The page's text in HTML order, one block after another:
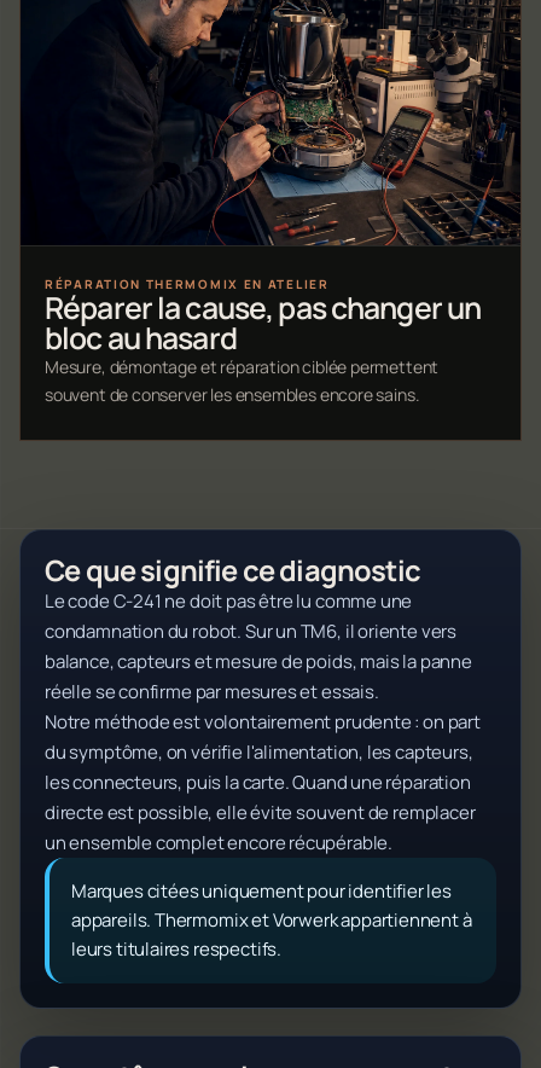
RÉPARATION THERMOMIX EN ATELIER
Réparer la cause, pas changer un
bloc au hasard
Mesure, démontage et réparation ciblée permettent
souvent de conserver les ensembles encore sains.
Ce que signifie ce diagnostic
Le code C-241 ne doit pas être lu comme une
condamnation du robot. Sur un TM6, il oriente vers
balance, capteurs et mesure de poids, mais la panne
réelle se confirme par mesures et essais.
Notre méthode est volontairement prudente : on part
du symptôme, on vérifie l'alimentation, les capteurs,
les connecteurs, puis la carte. Quand une réparation
directe est possible, elle évite souvent de remplacer
un ensemble complet encore récupérable.
Marques citées uniquement pour identifier les
appareils. Thermomix et Vorwerk appartiennent à
leurs titulaires respectifs.